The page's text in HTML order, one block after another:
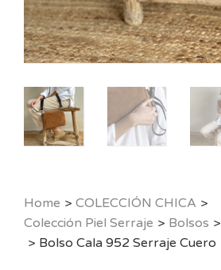
Home > COLECCIÓN CHICA >
Colección Piel Serraje > Bolsos >
> Bolso Cala 952 Serraje Cuero